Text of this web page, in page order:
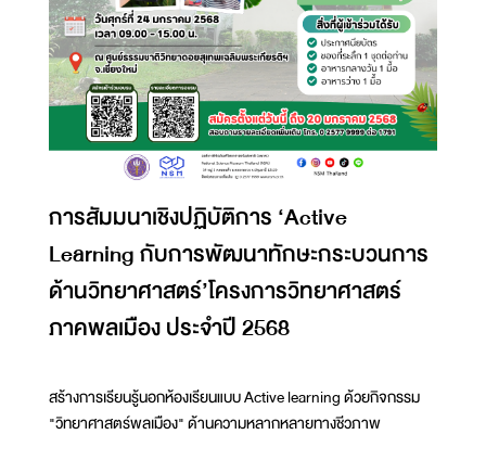
การสัมมนาเชิงปฏิบัติการ ‘Active
Learning กับการพัฒนาทักษะกระบวนการ
ด้านวิทยาศาสตร์’โครงการวิทยาศาสตร์
ภาคพลเมือง ประจำปี 2568
สร้างการเรียนรู้นอกห้องเรียนแบบ Active learning ด้วยกิจกรรม
"วิทยาศาสตร์พลเมือง" ด้านความหลากหลายทางชีวภาพ